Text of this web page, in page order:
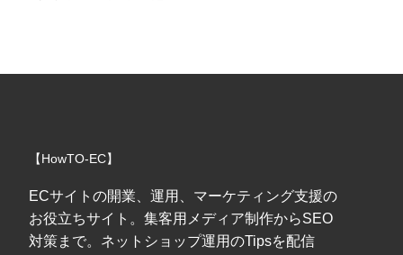
【HowTO-EC】
ECサイトの開業、運用、マーケティング支援の
お役立ちサイト。集客用メディア制作からSEO
対策まで。ネットショップ運用のTipsを配信